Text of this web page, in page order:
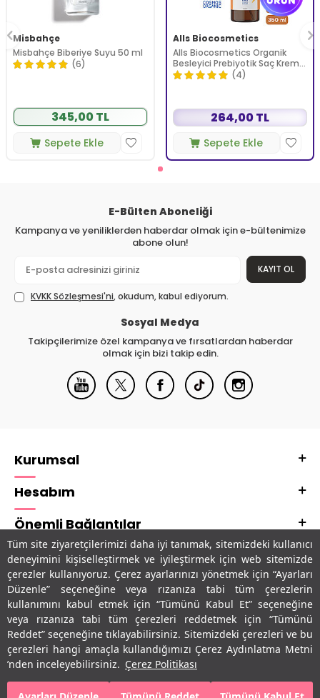
Tüm site ziyaretçilerimizi daha iyi tanımak, sitemizdeki kullanıcı
deneyimini kişiselleştirmek ve iyileştirmek için web sitemizde
çerezler kullanıyoruz. Çerez ayarlarınızı yönetmek için “Ayarları
Düzenle” seçeneğine veya rızanıza tabi tüm çerezlerin
kullanımını kabul etmek için “Tümünü Kabul Et” seçeneğine
veya rızanıza tabi tüm çerezleri reddetmek için “Tümünü
Reddet” seçeneğine tıklayabilirsiniz. Sitemizdeki çerezleri ve bu
çerezleri hangi amaçla kullandığımızı Çerez Aydınlatma Metni
’nden inceleyebilirsiniz. Çerez Politikası
Misbahçe
Misbahçe Biberiye Suyu 50 ml
(6)
345,00 TL
Sepete Ekle
Alls Biocosmetics
Alls Biocosmetics Organik
Besleyici Prebiyotik Saç Kremi
350 ml
(4)
264,00 TL
Sepete Ekle
E-Bülten Aboneliği
Kampanya ve yeniliklerden haberdar olmak için e-bültenimize
abone olun!
KAYIT OL
KVKK Sözleşmesi'ni, okudum, kabul ediyorum.
Sosyal Medya
Takipçilerimize özel kampanya ve fırsatlardan haberdar
olmak için bizi takip edin.
Kurumsal
Hesabım
Önemli Bağlantılar
Adres & İletişim
Uygulamalarımız